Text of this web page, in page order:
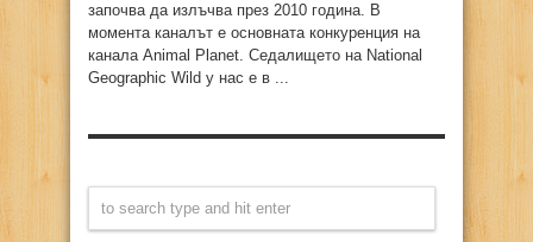
започва да излъчва през 2010 година. В
момента каналът е основната конкуренция на
канала Animal Planet. Седалището на National
Geographic Wild у нас е в ...